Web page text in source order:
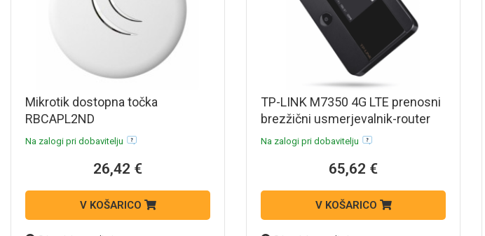
Mikrotik dostopna točka
RBCAPL2ND
Na zalogi pri dobavitelju
26,42 €
V KOŠARICO
TP-LINK M7350 4G LTE prenosni
brezžični usmerjevalnik-router
Na zalogi pri dobavitelju
65,62 €
V KOŠARICO